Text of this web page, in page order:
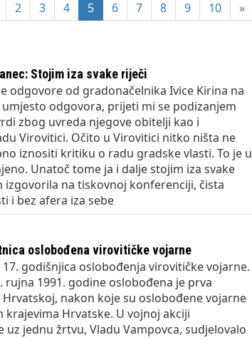
2 3 4 5 6 7 8 9 10 »
Stojim iza svake riječi
odgovore od gradonačelnika Ivice Kirina na
odgovora, prijeti mi se podizanjem
zbog uvreda njegove obitelji kao i
Virovitici. Očito u Virovitici nitko ništa ne
iznositi kritiku o radu gradske vlasti. To je u
Unatoč tome ja i dalje stojim iza svake
izgovorila na tiskovnoj konferenciji, čista
i bez afera iza sebe
oslobođena virovitičke vojarne
17. godišnjica oslobođenja virovitičke vojarne.
rujna 1991. godine oslobođena je prva
nakon koje su oslobođene vojarne
krajevima Hrvatske. U vojnoj akciji
uz jednu žrtvu, Vladu Vampovca, sudjelovalo